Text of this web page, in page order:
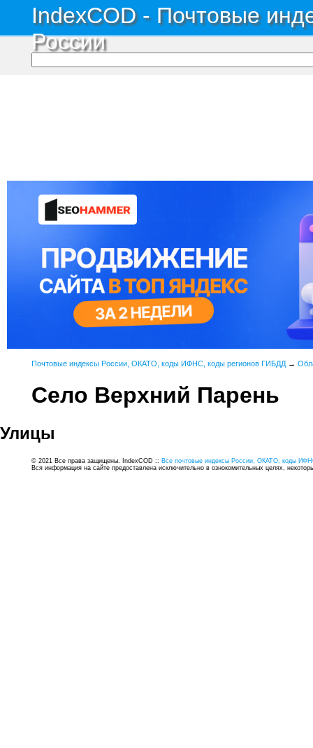
IndexCOD - Почтовые
России
Почтовые индексы России, ОКАТО, коды ИФНС, коды регионов ГИБДД →
Село Верхний Парень
Улицы
© 2021 Все права защищены. IndexCOD :: Все почтовые индексы России, ОКАТО, коды
Вся информация на сайте предоставлена исключительно в ознокомительных целях,